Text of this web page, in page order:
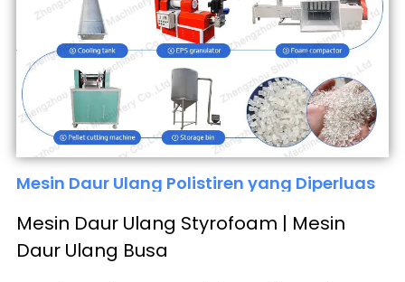
Mesin Daur Ulang Polistiren yang Diperluas
Mesin Daur Ulang Styrofoam | Mesin
Daur Ulang Busa